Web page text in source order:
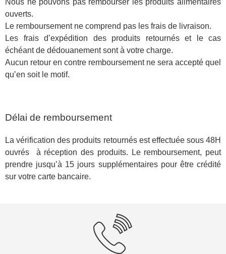
Nous ne pouvons pas rembourser les produits alimentaires
ouverts.
Le remboursement ne comprend pas les frais de livraison.
Les frais d’expédition des produits retournés et le cas
échéant de dédouanement sont à votre charge.
Aucun retour en contre remboursement ne sera accepté quel
qu’en soit le motif.
Délai de remboursement
La vérification des produits retournés est effectuée sous 48H
ouvrés à réception des produits. Le remboursement, peut
prendre jusqu’à 15 jours supplémentaires pour être crédité
sur votre carte bancaire.